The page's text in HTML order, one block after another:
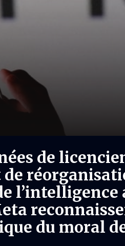
de
du moral